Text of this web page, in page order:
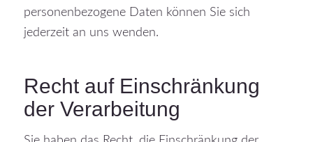
personenbezogene Daten können Sie sich
jederzeit an uns wenden.
Recht auf Einschränkung
der Verarbeitung